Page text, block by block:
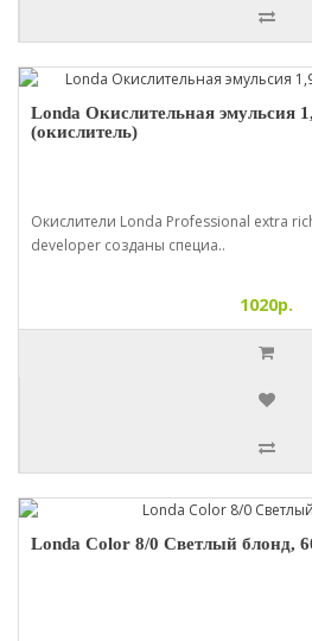
Londa Окислительная эмульсия
(окислитель)
Окислители Londa Professional extra
developer созданы специа..
1020р.
Londa Color 8/0 Светлый блонд,